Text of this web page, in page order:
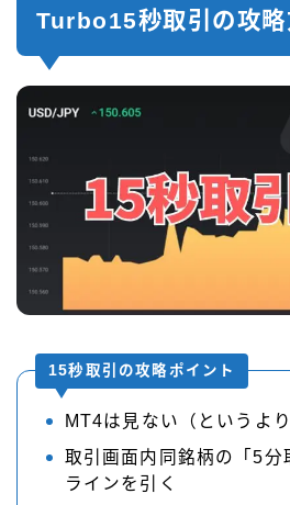
Turbo15秒取引の攻略
15秒取引の攻略ポイント
MT4は見ない（というよ
取引画面内同銘柄の「5分
ラインを引く